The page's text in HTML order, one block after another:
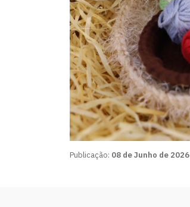
Publicação: 08 de Junho de 2026